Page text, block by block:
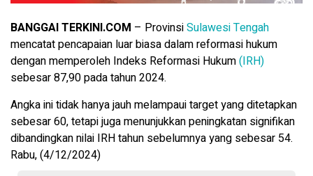
BANGGAI TERKINI.COM – ProvinsiSulawesi Tengah
mencatat pencapaian luar biasa dalam reformasi hukum
dengan memperoleh Indeks Reformasi Hukum(IRH)
sebesar 87,90 pada tahun 2024.
Angka ini tidak hanya jauh melampaui target yang ditetapkan
sebesar 60, tetapi juga menunjukkan peningkatan signifikan
dibandingkan nilai IRH tahun sebelumnya yang sebesar 54.
Rabu, (4/12/2024)